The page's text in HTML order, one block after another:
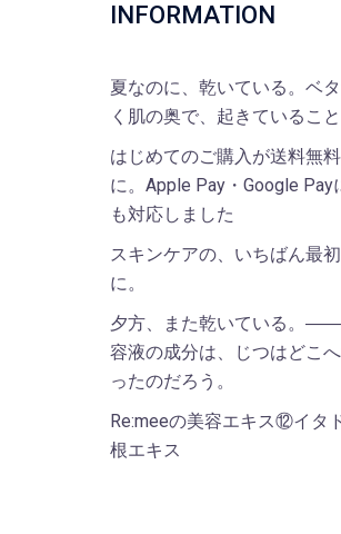
INFORMATION
夏なのに、乾いている。ベ
く肌の奥で、起きていること
はじめてのご購入が送料無料
に。Apple Pay・Google Pay
も対応しました
スキンケアの、いちばん最初
に。
夕方、また乾いている。
容液の成分は、じつはどこ
ったのだろう。
Re:meeの美容エキス⑫イタ
根エキス